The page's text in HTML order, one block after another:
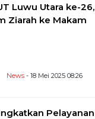
Luwu Utara ke-26,
Ziarah ke Makam
News - 18 Mei 2025 08:26
Pelayanan